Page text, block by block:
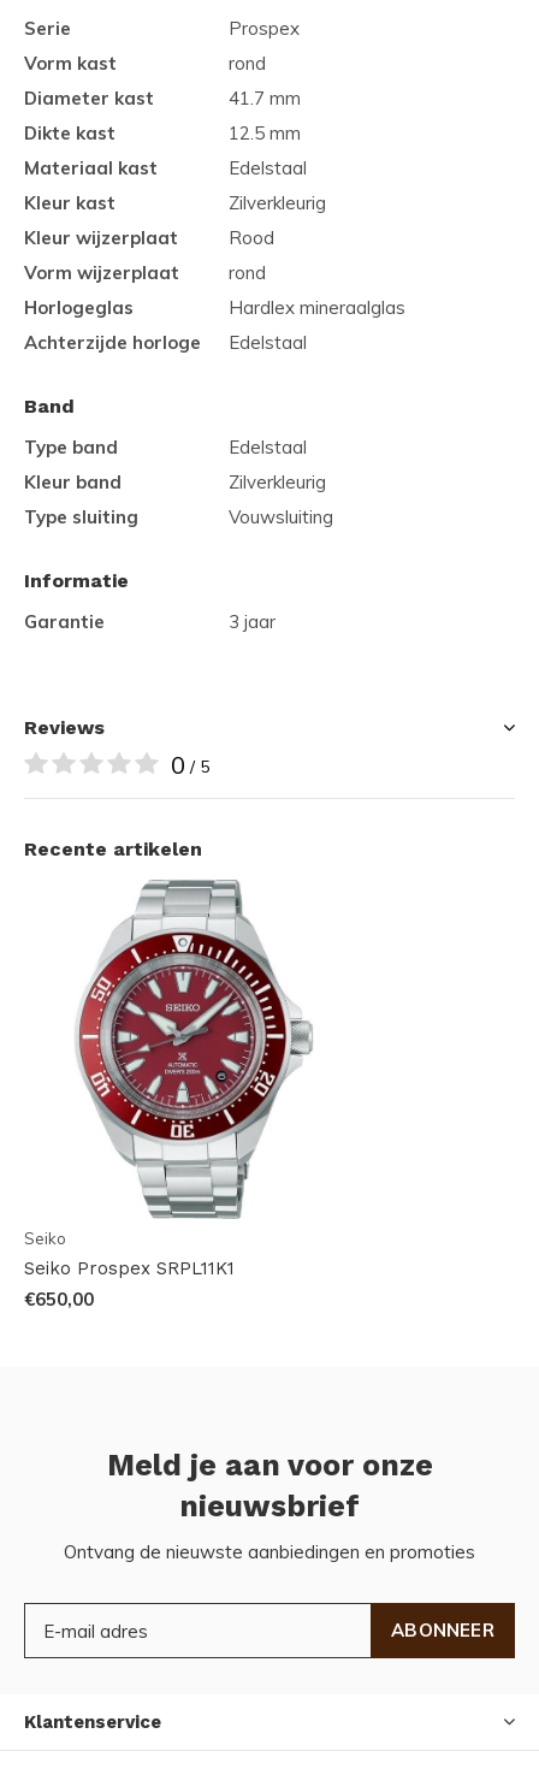
Serie
Prospex
Vorm kast
rond
Diameter kast
41.7 mm
Dikte kast
12.5 mm
Materiaal kast
Edelstaal
Kleur kast
Zilverkleurig
Kleur wijzerplaat
Rood
Vorm wijzerplaat
rond
Horlogeglas
Hardlex mineraalglas
Achterzijde horloge
Edelstaal
Band
Type band
Edelstaal
Kleur band
Zilverkleurig
Type sluiting
Vouwsluiting
Informatie
Garantie
3 jaar
Reviews
0 / 5
Recente artikelen
Seiko
Seiko Prospex SRPL11K1
€650,00
Meld je aan voor onze
nieuwsbrief
Ontvang de nieuwste aanbiedingen en promoties
ABONNEER
Klantenservice